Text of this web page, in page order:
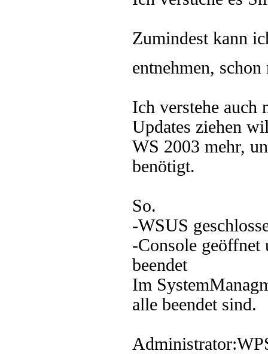
Zumindest kann
entnehmen,
Ich verstehe
Updates ziehen
WS 2003 mehr,
benötigt.
So.
-WSUS
-Console
beendet
Im
alle beendet sind.